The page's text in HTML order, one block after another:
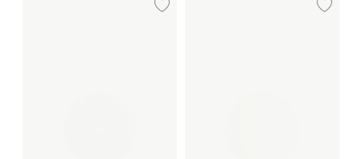
Lägg till i önskelista